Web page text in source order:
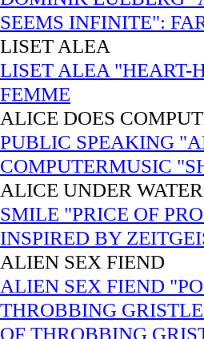
SEEMS INFINITE":
LISET ALEA
LISET ALEA "HEART-
FEMME
ALICE DOES
PUBLIC SPEAKING
COMPUTERMUSIC
ALICE UNDER WATER
SMILE "PRICE OF
INSPIRED BY
ALIEN SEX FIEND
ALIEN SEX FIEND
THROBBING
OF THROBBING